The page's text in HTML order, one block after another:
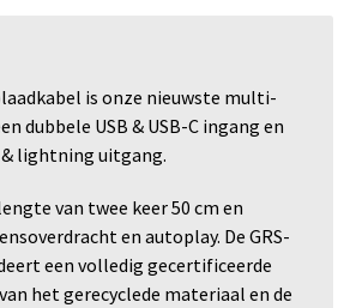
is onze nieuwste multi-
dubbele USB & USB-C ingang en
& lightning uitgang.
van twee keer 50 cm en
en autoplay. De GRS-
een volledig gecertificeerde
het gerecyclede materiaal en de